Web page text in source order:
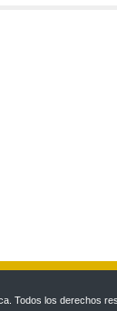
Todos los derechos